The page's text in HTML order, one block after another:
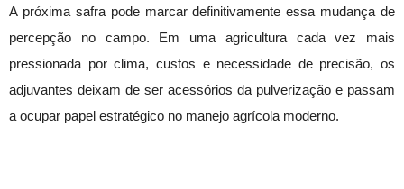
A próxima safra pode marcar definitivamente essa mudança de
percepção no campo. Em uma agricultura cada vez mais
pressionada por clima, custos e necessidade de precisão, os
adjuvantes deixam de ser acessórios da pulverização e passam
a ocupar papel estratégico no manejo agrícola moderno.